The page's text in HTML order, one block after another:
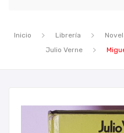
Inicio Librería
Julio Verne